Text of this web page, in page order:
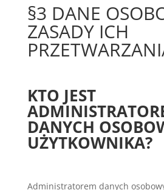
§3 DANE
ZASADY ICH
KTO JEST
DANYCH
UŻYTKOWNIKA?
Administratorem danych